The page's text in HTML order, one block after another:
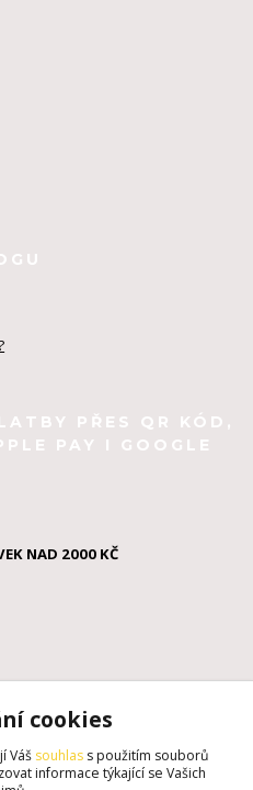
PŘES QR KÓD,
PAY I GOOGLE
NAD 2000 KČ
cookies
Váš souhlas s použitím souborů
informace týkající se Vašich